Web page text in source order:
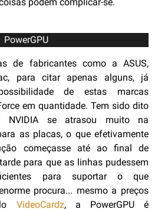
PowerGPU
de fabricantes como a ASUS,
para citar apenas alguns, já
de estas marcas
em quantidade. Tem sido dito
NVIDIA se atrasou muito na
as placas, o que efetivamente
começasse até ao final de
para que as linhas pudessem
para suportar o que
procura... mesmo a preços
VideoCardz, a PowerGPU é